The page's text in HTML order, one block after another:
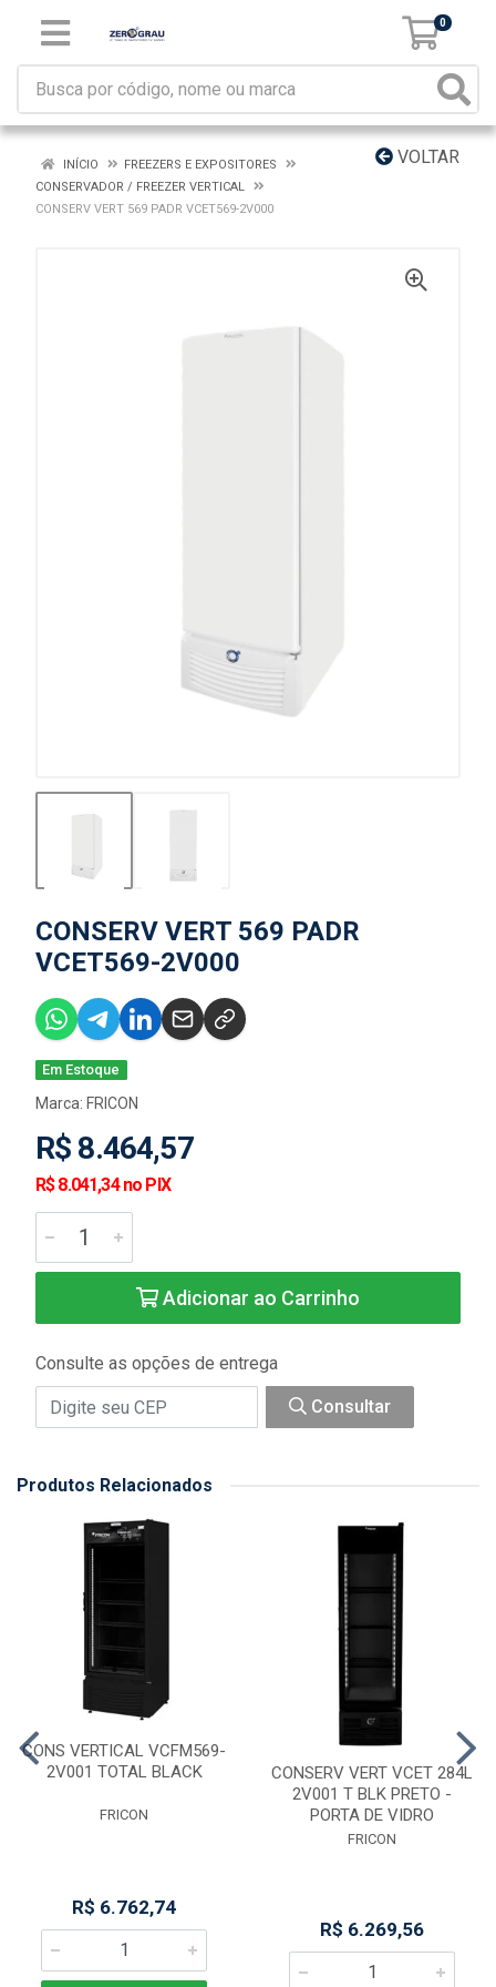
0
VOLTAR
INÍCIO
FREEZERS E EXPOSITORES
CONSERVADOR / FREEZER VERTICAL
CONSERV VERT 569 PADR VCET569-2V000
CONSERV VERT 569 PADR
VCET569-2V000
Em Estoque
Marca: FRICON
R$ 8.464,57
R$ 8.041,34 no PIX
Adicionar ao Carrinho
Consulte as opções de entrega
Consultar
Produtos Relacionados
CONS VERTICAL VCFM569-
2V001 TOTAL BLACK
FRICON
R$ 6.762,74
CONSERV VERT VCET 284L
2V001 T BLK PRETO -
PORTA DE VIDRO
FRICON
R$ 6.269,56